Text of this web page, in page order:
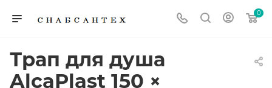
0
Трап для душа
AlcaPlast 150 ×